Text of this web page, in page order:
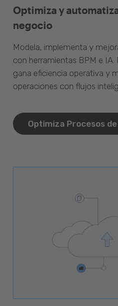
Optimiza y
negocio
Modela, implementa y
con herramientas BPM e IA.
gana eficiencia operativa y
operaciones con flujos
Optimiza Procesos